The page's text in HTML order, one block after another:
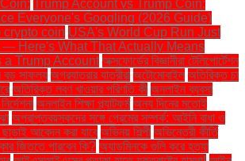
Trump Account vs Trump Coin:
Everyone's Googling (2026 Guide)
crypto coin USA's World Cup Run Just
— Here's What That Actually Means
a Trump Account অক্সফোর্ডের বিজ্ঞানীরা টেলিপোর্টেশন
বড় সাফল্য অগ্রযাত্রার যাত্রীরা অটোমোবাইল অতিরিক্ত চা
অতিরিক্ত লবণ খাওয়ার পরিণতি কী অনলাইন ব্যবসা
অনলাইন শিক্ষা প্ল্যাটফর্ম অন্য দিনের মতোই
অপ্রাপ্তবয়স্কদের সঙ্গে প্রেমের সম্পর্ক: আইনি বাধা ও
আবেদন করা যাবে অভিনয় শিল্পী অভিনেত্রী কীর্তি
জিততে পারবেন কি? অ্যাডমিনকে গুলি করে হত্যা